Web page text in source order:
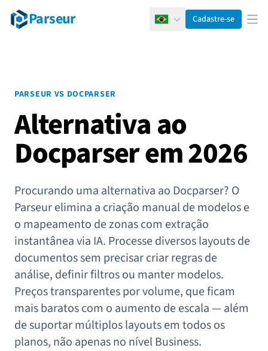
Parseur PortuguêsCadastre-se
PARSEUR VS DOCPARSER
Alternativa ao
Docparser em 2026
Procurando uma alternativa ao Docparser? O
Parseur elimina a criação manual de modelos e
o mapeamento de zonas com extração
instantânea via IA. Processe diversos layouts de
documentos sem precisar criar regras de
análise, definir filtros ou manter modelos.
Preços transparentes por volume, que ficam
mais baratos com o aumento de escala — além
de suportar múltiplos layouts em todos os
planos, não apenas no nível Business.